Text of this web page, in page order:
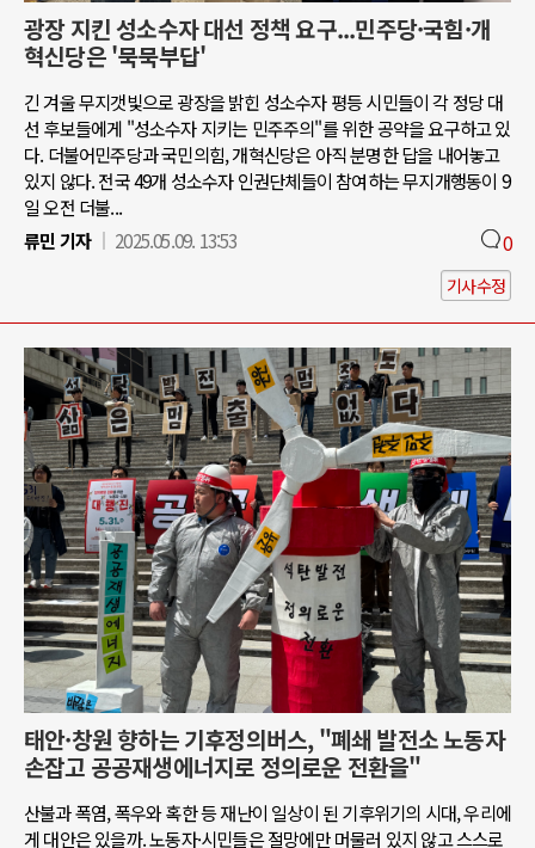
광장 지킨 성소수자 대선 정책 요구...민주당·국힘·개
혁신당은 '묵묵부답'
긴 겨울 무지갯빛으로 광장을 밝힌 성소수자 평등 시민들이 각 정당 대
선 후보들에게 "성소수자 지키는 민주주의"를 위한 공약을 요구하고 있
다. 더불어민주당과 국민의힘, 개혁신당은 아직 분명한 답을 내어놓고
있지 않다. 전국 49개 성소수자 인권단체들이 참여하는 무지개행동이 9
일 오전 더불...
류민 기자
2025.05.09. 13:53 0
기사수정
태안·창원 향하는 기후정의버스, "폐쇄 발전소 노동자
손잡고 공공재생에너지로 정의로운 전환을"
산불과 폭염, 폭우와 혹한 등 재난이 일상이 된 기후위기의 시대, 우리에
게 대안은 있을까. 노동자·시민들은 절망에만 머물러 있지 않고 스스로